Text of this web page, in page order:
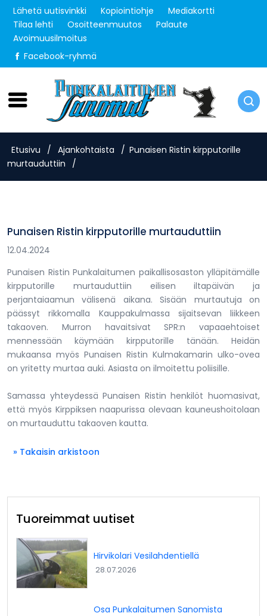
Lähetä uutisvinkki Kopiointiohje
Mediakortti
Tilaa lehti
Osoitteenmuutos
Palaute
Avoimuusilmoitus
Facebook-ryhmä
Lauantai 8.8.2026
Etusivu / Ajankohtaista / Punaisen Ristin kirpputorille
murtauduttiin
/
Punaisen Ristin kirpputorille murtauduttiin
12.04.2024
Punaisen Ristin Punkalaitumen paikallisosaston ylläpitämälle
kirpputorille murtauduttiin eilisen iltapäivän ja
perjantaiaamun välisenä aikana. Sisään murtautuja on
päässyt rikkomalla Kauppakulmassa sijaitsevan liikkeen
takaoven. Murron havaitsivat SPR:n vapaaehtoiset
mennessään käymään kirpputorille tänään. Heidän
mukaansa myös Punaisen Ristin Kulmakamarin ulko-ovea
on yritetty murtaa auki. Asiasta on ilmoitettu poliisille.
Samassa yhteydessä Punaisen Ristin henkilöt huomasivat,
että myös Kirppiksen naapurissa olevaan kauneushoitolaan
on murtauduttu takaoven kautta.
» Takaisin arkistoon
Tuoreimmat uutiset
Hirvikolari Vesilahdentiellä
28.07.2026
Osa Punkalaitumen Sanomista